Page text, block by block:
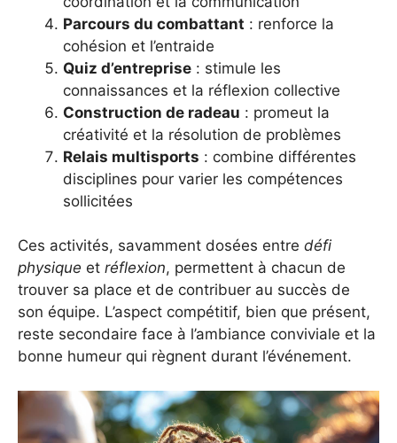
Parcours du combattant : renforce la
cohésion et l’entraide
Quiz d’entreprise : stimule les
connaissances et la réflexion collective
Construction de radeau : promeut la
créativité et la résolution de problèmes
Relais multisports : combine différentes
disciplines pour varier les compétences
sollicitées
Ces activités, savamment dosées entre défi
physique et réflexion, permettent à chacun de
trouver sa place et de contribuer au succès de
son équipe. L’aspect compétitif, bien que présent,
reste secondaire face à l’ambiance conviviale et la
bonne humeur qui règnent durant l’événement.